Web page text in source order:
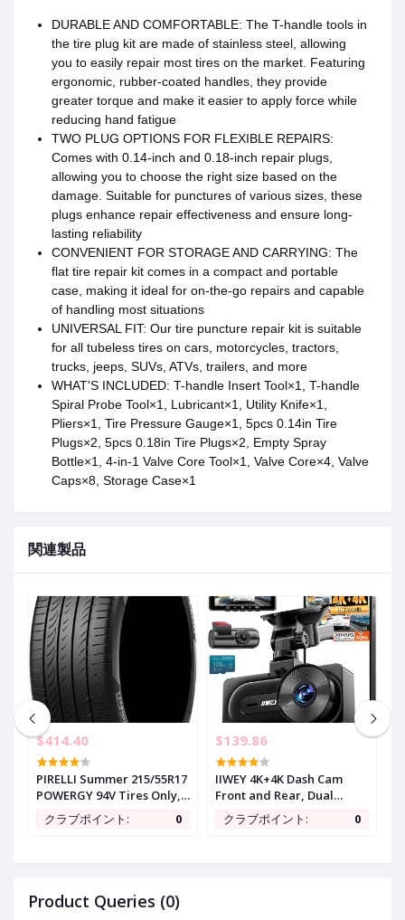
DURABLE AND COMFORTABLE: The T-handle tools in
the tire plug kit are made of stainless steel, allowing
you to easily repair most tires on the market. Featuring
ergonomic, rubber-coated handles, they provide
greater torque and make it easier to apply force while
reducing hand fatigue
TWO PLUG OPTIONS FOR FLEXIBLE REPAIRS:
Comes with 0.14-inch and 0.18-inch repair plugs,
allowing you to choose the right size based on the
damage. Suitable for punctures of various sizes, these
plugs enhance repair effectiveness and ensure long-
lasting reliability
CONVENIENT FOR STORAGE AND CARRYING: The
flat tire repair kit comes in a compact and portable
case, making it ideal for on-the-go repairs and capable
of handling most situations
UNIVERSAL FIT: Our tire puncture repair kit is suitable
for all tubeless tires on cars, motorcycles, tractors,
trucks, jeeps, SUVs, ATVs, trailers, and more
WHAT'S INCLUDED: T-handle Insert Tool×1, T-handle
Spiral Probe Tool×1, Lubricant×1, Utility Knife×1,
Pliers×1, Tire Pressure Gauge×1, 5pcs 0.14in Tire
Plugs×2, 5pcs 0.18in Tire Plugs×2, Empty Spray
Bottle×1, 4-in-1 Valve Core Tool×1, Valve Core×4, Valve
Caps×8, Storage Case×1
関連製品
$414.40
PIRELLI Summer 215/55R17
POWERGY 94V Tires Only,
No Wheels, Set of 4,
4006800
クラブポイント: 0
$139.86
IIWEY 4K+4K Dash Cam
Front and Rear, Dual
STARVIS Sensor, 5G WiFi-6
(up to 20MB/s) with App,
クラブポイント: 0
Product Queries (0)